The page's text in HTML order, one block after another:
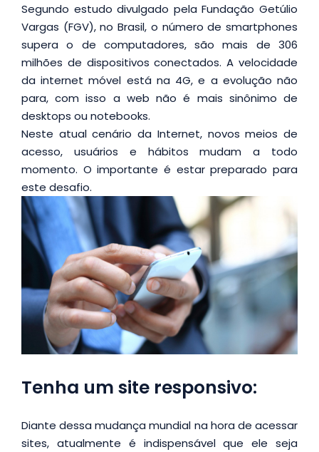
Segundo estudo divulgado pela Fundação Getúlio
Vargas (FGV), no Brasil, o número de smartphones
supera o de computadores, são mais de 306
milhões de dispositivos conectados. A velocidade
da internet móvel está na 4G, e a evolução não
para, com isso a web não é mais sinônimo de
desktops ou notebooks.
Neste atual cenário da Internet, novos meios de
acesso, usuários e hábitos mudam a todo
momento. O importante é estar preparado para
este desafio.
Tenha um site responsivo:
Diante dessa mudança mundial na hora de acessar
sites, atualmente é indispensável que ele seja